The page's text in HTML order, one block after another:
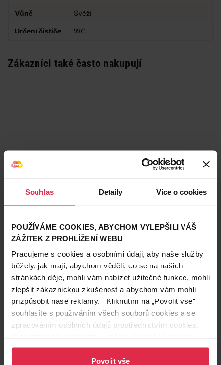
Souhlas Detaily Více o cookies
POUŽÍVÁME COOKIES, ABYCHOM VYLEPŠILI VÁŠ
ZÁŽITEK Z PROHLÍŽENÍ WEBU
Pracujeme s cookies a osobními údaji, aby naše služby
běžely, jak mají, abychom věděli, co se na našich
stránkách děje, mohli vám nabízet užitečné funkce, mohli
zlepšit zákaznickou zkušenost a abychom vám mohli
přizpůsobit naše reklamy. Kliknutím na „Povolit vše“
souhlasíte s používáním všech souborů cookies a se
zpracováním osobních údajů prostřednictvím cookies.
osobních údajů.
Povolit vše
Vůně Svěží
Určení čističe WC
Zákazníci také často nakupují
Podobné produkty